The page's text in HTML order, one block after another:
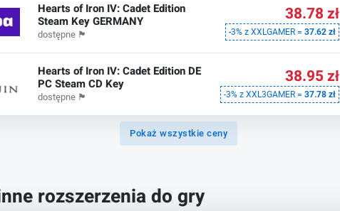
Hearts of Iron IV: Cadet Edition
Steam Key GERMANY
dostępne 🏴
38.78 zł
-3% z XXLGAMER =37.62 zł
Hearts of Iron IV: Cadet Edition DE
PC Steam CD Key
dostępne 🏴
38.95 zł
-3% z XXL3GAMER =37.78 zł
Pokaż wszystkie ceny
rozszerzenia do gry